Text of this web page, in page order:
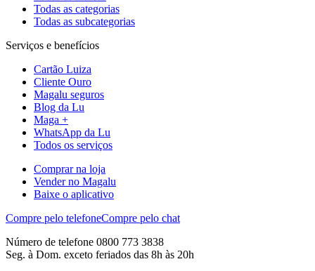
Todas as categorias
Todas as subcategorias
Serviços e benefícios
Cartão Luiza
Cliente Ouro
Magalu seguros
Blog da Lu
Maga +
WhatsApp da Lu
Todos os serviços
Comprar na loja
Vender no Magalu
Baixe o aplicativo
Compre pelo telefoneCompre pelo chat
Número de telefone 0800 773 3838
Seg. à Dom. exceto feriados das 8h às 20h